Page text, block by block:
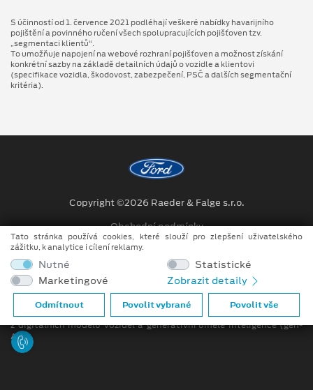
S účinností od 1. července 2021 podléhají veškeré nabídky havarijního
pojištění a povinného ručení všech spolupracujících pojišťoven tzv.
„segmentaci klientů“.
To umožňuje napojení na webové rozhraní pojišťoven a možnost získání
konkrétní sazby na základě detailních údajů o vozidle a klientovi
(specifikace vozidla, škodovost, zabezpečení, PSČ a dalších segmentační
kritéria).
Copyright ©2026 Raeder & Falge s.r.o.
Obchodní podmínky
Ochrana osobních údajů
Prohlášení o zpracování údajů konečných zákazníků
Při tvorbě videí a obrázků na tomto webu je využíváno kombinace
tradičních fotografií či videí, počítačem generovaných snímků (CGI)
z digitálních modelů vozidel a generativní umělé inteligence (gen-
AI).
Tato stránka používá cookies, které slouží pro zlepšení uživatelského
zážitku, k analytice i cílení reklamy.
Nutné
Statistické
Marketingové
Zobrazit detaily
Odmítnout Povolit vybrané Povolit vše